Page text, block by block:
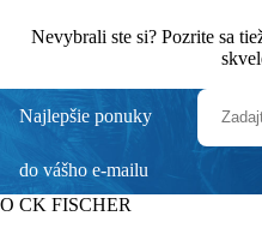
Nevybrali ste si? Pozrite sa
Najlepšie ponuky
do vášho e-mailu
O CK FISCHER